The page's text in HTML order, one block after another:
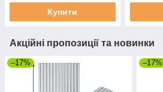
Купити
Акційні пропозиції та новинки
–17% –17%